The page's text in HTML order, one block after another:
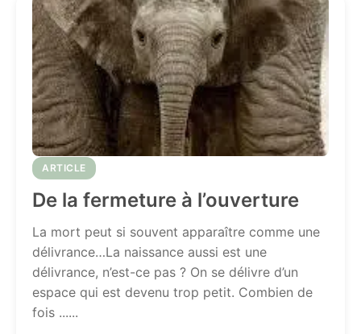
ARTICLE
De la fermeture à l’ouverture
La mort peut si souvent apparaître comme une
délivrance…La naissance aussi est une
délivrance, n’est-ce pas ? On se délivre d’un
espace qui est devenu trop petit. Combien de
fois ......